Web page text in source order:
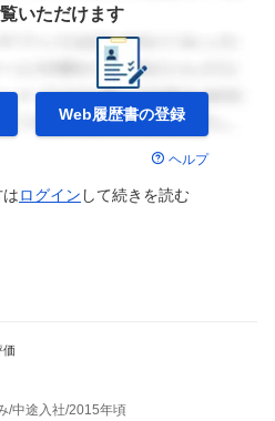
いただけます
Web履歴書の登録
ヘルプ
ログイン して続きを読む
価
中途入社 2015年頃